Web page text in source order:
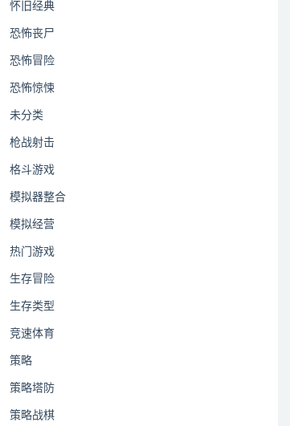
怀旧经典
恐怖丧尸
恐怖冒险
恐怖惊悚
未分类
枪战射击
格斗游戏
模拟器整合
模拟经营
热门游戏
生存冒险
生存类型
竞速体育
策略
策略塔防
策略战棋